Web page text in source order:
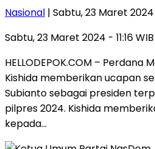
Nasional | Sabtu, 23 Maret 2024
Sabtu, 23 Maret 2024 - 11:16 WIB
HELLODEPOK.COM – Perdana
Kishida memberikan ucapan
Subianto sebagai presiden
pilpres 2024. Kishida
kepada…